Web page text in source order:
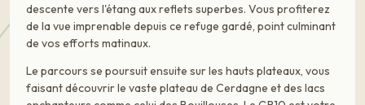
descente vers l'étang aux reflets superbes. Vous profiterez
de la vue imprenable depuis ce refuge gardé, point culminant
de vos efforts matinaux.
Le parcours se poursuit ensuite sur les hauts plateaux, vous
faisant découvrir le vaste plateau de Cerdagne et des lacs